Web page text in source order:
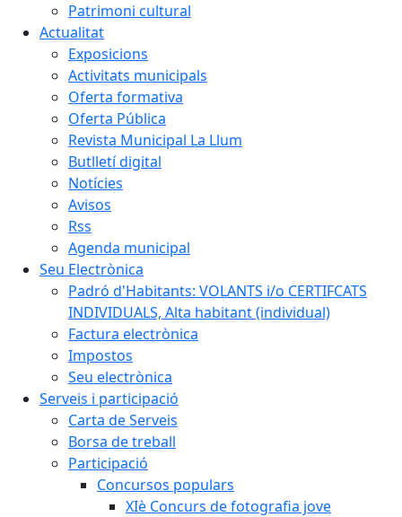
Patrimoni cultural
Actualitat
Exposicions
Activitats municipals
Oferta formativa
Oferta Pública
Revista Municipal La Llum
Butlletí digital
Notícies
Avisos
Rss
Agenda municipal
Seu Electrònica
Padró d'Habitants: VOLANTS i/o CERTIFCATS
INDIVIDUALS, Alta habitant (individual)
Factura electrònica
Impostos
Seu electrònica
Serveis i participació
Carta de Serveis
Borsa de treball
Participació
Concursos populars
XIè Concurs de fotografia jove